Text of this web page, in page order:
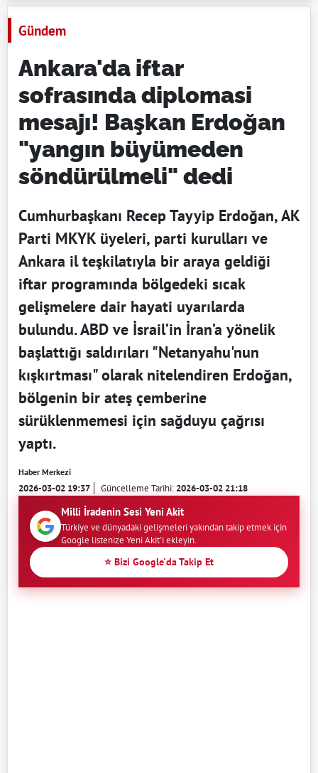
Gündem
Ankara'da iftar
sofrasında diplomasi
mesajı! Başkan Erdoğan
"yangın büyümeden
söndürülmeli" dedi
Cumhurbaşkanı Recep Tayyip Erdoğan, AK
Parti MKYK üyeleri, parti kurulları ve
Ankara il teşkilatıyla bir araya geldiği
iftar programında bölgedeki sıcak
gelişmelere dair hayati uyarılarda
bulundu. ABD ve İsrail’in İran’a yönelik
başlattığı saldırıları "Netanyahu'nun
kışkırtması" olarak nitelendiren Erdoğan,
bölgenin bir ateş çemberine
sürüklenmemesi için sağduyu çağrısı
yaptı.
Haber Merkezi
2026-03-02 19:37 Güncelleme Tarihi:2026-03-02 21:18
Milli İradenin Sesi Yeni Akit
Türkiye ve dünyadaki gelişmeleri yakından takip etmek için
Google listenize Yeni Akit'i ekleyin.
⭐ Bizi Google'da Takip Et